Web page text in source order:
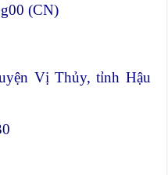
(CN)
Vị Thủy, tỉnh Hậu